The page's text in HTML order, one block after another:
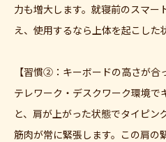
力も増大します。就寝前のスマー
え、使用するなら上体を起こした
【習慣②：キーボードの高さが合
テレワーク・デスクワーク環境で
と、肩が上がった状態でタイピン
筋肉が常に緊張します。この肩の